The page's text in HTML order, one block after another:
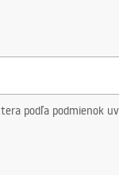
podľa podmienok